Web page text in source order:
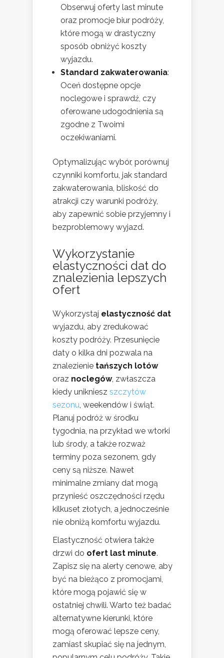
Obserwuj oferty last minute
oraz promocje biur podróży,
które mogą w drastyczny
sposób obniżyć koszty
wyjazdu.
Standard zakwaterowania:
Oceń dostępne opcje
noclegowe i sprawdź, czy
oferowane udogodnienia są
zgodne z Twoimi
oczekiwaniami.
Optymalizując wybór, porównuj
czynniki komfortu, jak standard
zakwaterowania, bliskość do
atrakcji czy warunki podróży,
aby zapewnić sobie przyjemny i
bezproblemowy wyjazd.
Wykorzystanie
elastyczności dat do
znalezienia lepszych
ofert
Wykorzystaj elastyczność dat
wyjazdu, aby zredukować
koszty podróży. Przesunięcie
daty o kilka dni pozwala na
znalezienie tańszych lotów
oraz noclegów, zwłaszcza
kiedy unikniesz szczytów
sezonu , weekendów i świąt.
Planuj podróż w środku
tygodnia, na przykład we wtorki
lub środy, a także rozważ
terminy poza sezonem, gdy
ceny są niższe. Nawet
minimalne zmiany dat mogą
przynieść oszczędności rzędu
kilkuset złotych, a jednocześnie
nie obniżą komfortu wyjazdu.
Elastyczność otwiera także
drzwi do ofert last minute.
Zapisz się na alerty cenowe, aby
być na bieżąco z promocjami,
które mogą pojawić się w
ostatniej chwili. Warto też badać
alternatywne kierunki, które
mogą oferować lepsze ceny,
zamiast skupiać się na jednym,